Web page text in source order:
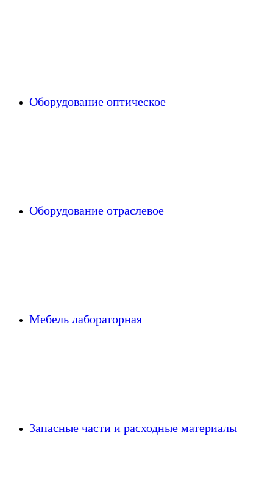
Оборудование оптическое
Оборудование отраслевое
Мебель лабораторная
Запасные части и расходные материалы